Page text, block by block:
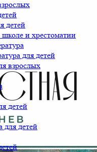
детей
и хрестоматии
для детей
взрослых
детей
для детей